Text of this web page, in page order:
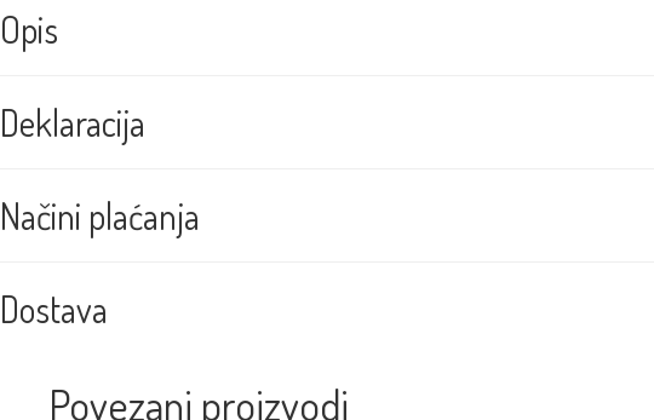
Opis
Deklaracija
Načini plaćanja
Dostava
Povezani proizvodi